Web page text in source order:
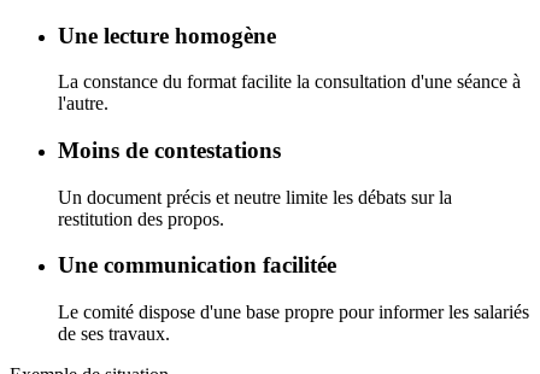
Une lecture homogène
La constance du format facilite la consultation d'une séance à
l'autre.
Moins de contestations
Un document précis et neutre limite les débats sur la
restitution des propos.
Une communication facilitée
Le comité dispose d'une base propre pour informer les salariés
de ses travaux.